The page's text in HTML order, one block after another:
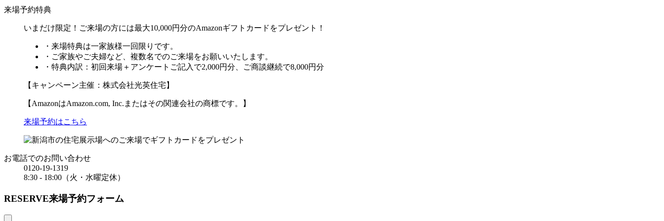
来場予約特典
いまだけ限定！ご来場の方には最大10,000円分のAmazonギフトカードをプレゼント！
・来場特典は一家族様一回限りです。
・ご家族やご夫婦など、複数名でのご来場をお願いいたします。
・特典内訳：初回来場＋アンケートご記入で2,000円分、ご商談継続で8,000円分
【キャンペーン主催：株式会社光英住宅】
【AmazonはAmazon.com, Inc.またはその関連会社の商標です。】
来場予約はこちら
お電話でのお問い合わせ
0120-19-1319
8:30 - 18:00（火・水曜定休）
RESERVE来場予約フォーム